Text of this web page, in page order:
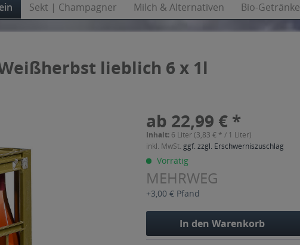
Sekt | Champagner Milch & Alternativen Bio-Getränke
lieblich 6 x 1l
ab 22,99 € *
Inhalt: 6 Liter (3,83 € * / 1 Liter)
inkl. MwSt. ggf. zzgl. Erschwerniszuschlag
Vorrätig
MEHRWEG
+3,00 € Pfand
In den Warenkorb